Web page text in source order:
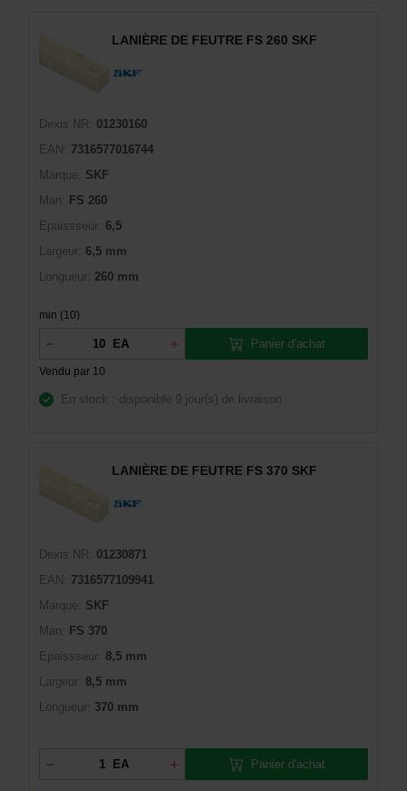
LANIÈRE DE FEUTRE FS 260 SKF
Dexis NR:
01230160
EAN:
7316577016744
Marque:
SKF
Man:
FS 260
Epaissseur: 6,5
Largeur: 6,5 mm
Longueur: 260 mm
min (10)
EA
Vendu par 10
Panier d'achat
En stock : disponible 9 jour(s) de livraison
LANIÈRE DE FEUTRE FS 370 SKF
Dexis NR:
01230871
EAN:
7316577109941
Marque:
SKF
Man:
FS 370
Epaissseur: 8,5 mm
Largeur: 8,5 mm
Longueur: 370 mm
EA Panier d'achat